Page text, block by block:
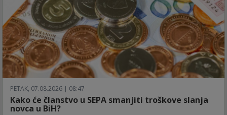
PETAK, 07.08.2026 | 08:47
Kako će članstvo u SEPA smanjiti troškove slanja
novca u BiH?